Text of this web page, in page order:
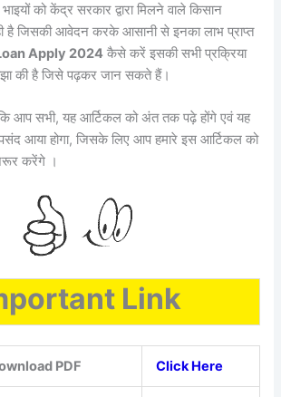
को केंद्र सरकार द्वारा मिलने वाले किसान
है जिसकी आवेदन करके आसानी से इनका लाभ प्राप्त
Apply 2024 कैसे करें इसकी सभी प्रक्रिया
की है जिसे पढ़कर जान सकते हैं।
कि आप सभी, यह आर्टिकल को अंत तक पढ़े होंगे एवं यह
आया होगा, जिसके लिए आप हमारे इस आर्टिकल को
करेंगे ।
Link
PDF Click Here